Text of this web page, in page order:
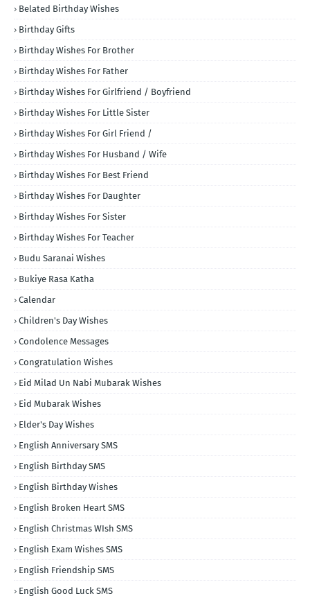
Belated Birthday Wishes
Birthday Gifts
Birthday Wishes For Brother
Birthday Wishes For Father
Birthday Wishes For Girlfriend / Boyfriend
Birthday Wishes For Little Sister
Birthday Wishes For Girl Friend /
Birthday Wishes For Husband / Wife
Birthday Wishes For Best Friend
Birthday Wishes For Daughter
Birthday Wishes For Sister
Birthday Wishes For Teacher
Budu Saranai Wishes
Bukiye Rasa Katha
Calendar
Children's Day Wishes
Condolence Messages
Congratulation Wishes
Eid Milad Un Nabi Mubarak Wishes
Eid Mubarak Wishes
Elder's Day Wishes
English Anniversary SMS
English Birthday SMS
English Birthday Wishes
English Broken Heart SMS
English Christmas WIsh SMS
English Exam Wishes SMS
English Friendship SMS
English Good Luck SMS